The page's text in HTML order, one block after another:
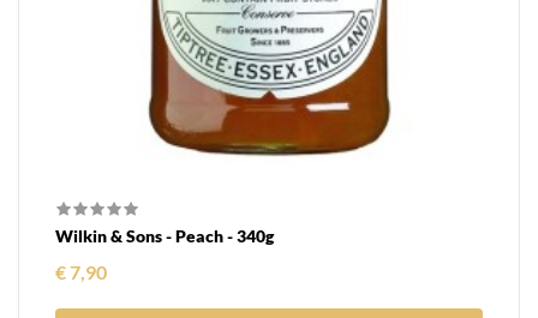
Wilkin & Sons - Peach - 340g
Prezzo
€ 7,90